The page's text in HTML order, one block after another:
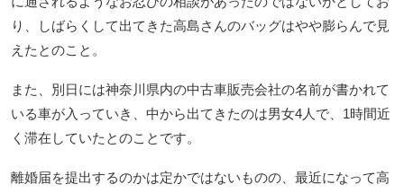
り、しばらくして出てきた高島さんのバッグはやや膨らんで見
えたとのこと。
また、別日には神奈川県内の中古車販売会社の名前が書かれて
いる車が入っていき、中から出てきたのは男女4人で、1時間近
く滞在していたとのことです。
離婚届を提出するのかは定かではないものの、最近になって高